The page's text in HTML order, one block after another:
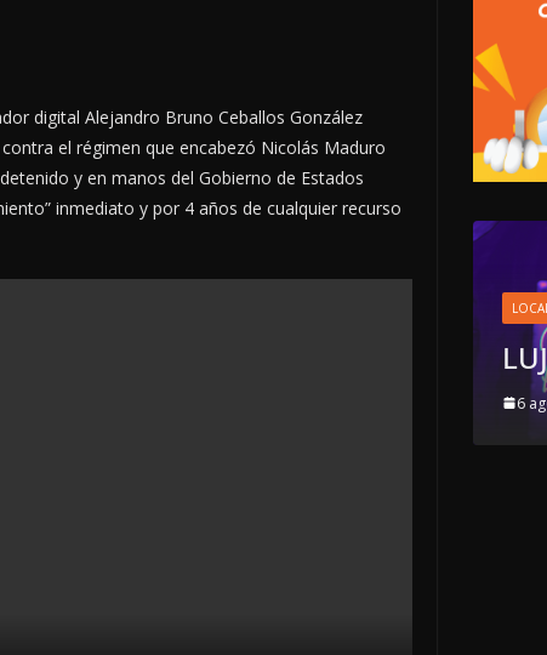
digital Alejandro Bruno Ceballos González
el régimen que encabezó Nicolás Maduro
y en manos del Gobierno de Estados
inmediato y por 4 años de cualquier recurso
LUJOS SUBSIDIADOS